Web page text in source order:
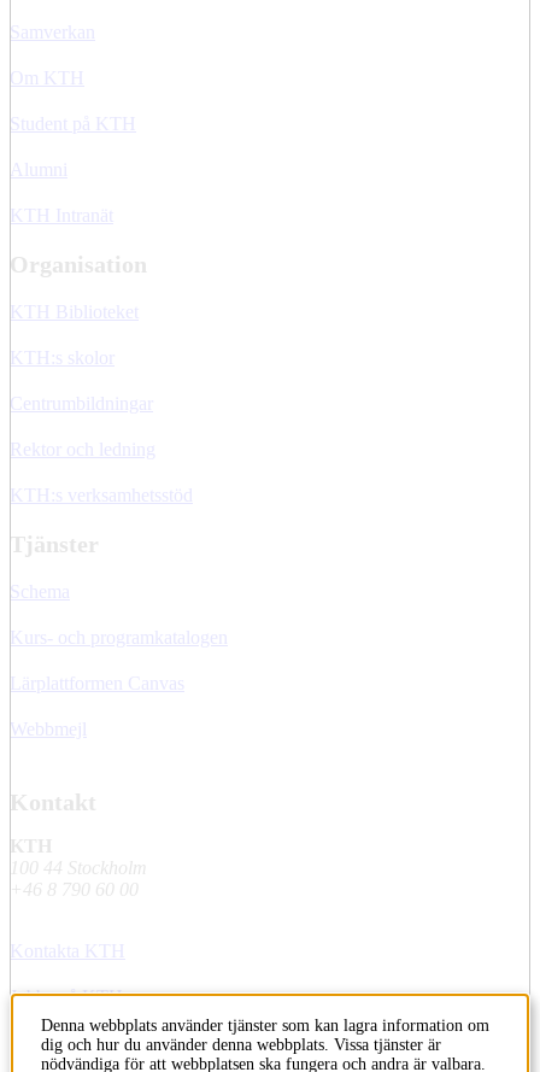
Samverkan
Om KTH
Student på KTH
Alumni
KTH Intranät
Organisation
KTH Biblioteket
KTH:s skolor
Centrumbildningar
Rektor och ledning
KTH:s verksamhetsstöd
Tjänster
Schema
Kurs- och programkatalogen
Lärplattformen Canvas
Webbmejl
Kontakt
KTH
100 44 Stockholm
+46 8 790 60 00
Kontakta KTH
Jobba på KTH
Press och media
Denna webbplats använder tjänster som kan lagra information om
dig och hur du använder denna webbplats. Vissa tjänster är
nödvändiga för att webbplatsen ska fungera och andra är valbara.